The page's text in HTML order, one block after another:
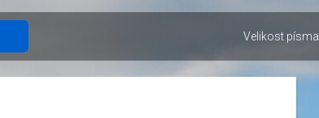
Velikost písma